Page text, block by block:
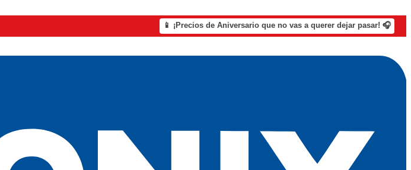
📱 ¡Precios de Aniversario que no vas a querer dejar pasar! 🎧